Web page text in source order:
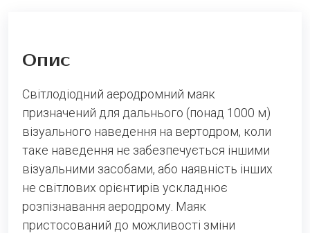
Опис
Світлодіодний аеродромний маяк
призначений для дальнього (понад 1000 м)
візуального наведення на вертодром, коли
таке наведення не забезпечується іншими
візуальними засобами, або наявність інших
не світлових орієнтирів ускладнює
розпізнавання аеродрому. Маяк
пристосований до можливості зміни